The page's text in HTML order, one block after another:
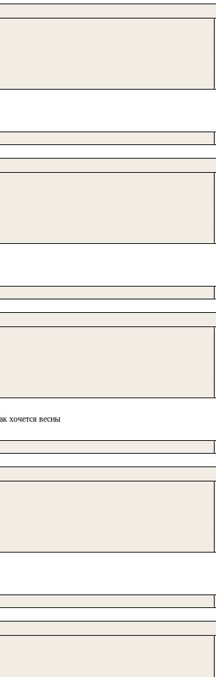
хочется весны